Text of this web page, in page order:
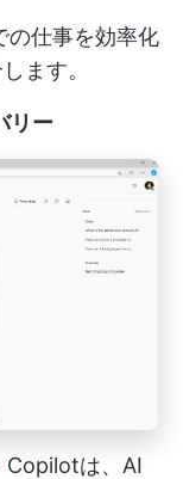
仕事を効率化
ます。
リー
Copilotは、AI